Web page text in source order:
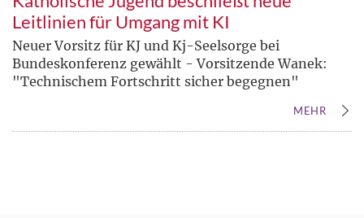
Leitlinien für Umgang mit KI
Neuer Vorsitz für KJ und Kj-Seelsorge bei
Bundeskonferenz gewählt - Vorsitzende Wanek:
"Technischem Fortschritt sicher begegnen"
MEHR